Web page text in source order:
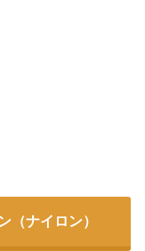
（ナイロン）